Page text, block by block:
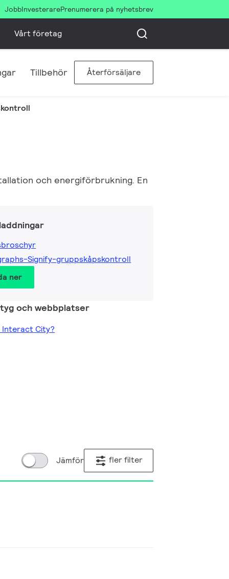
JobbInvesterarePrenumerera på nyhetsbrev
Vårt företag
Tillbehör Återförsäljare
och energiförbrukning. En
Signify-gruppskåpskontroll
ner
och webbplatser
Interact City?
Jämför fler filter